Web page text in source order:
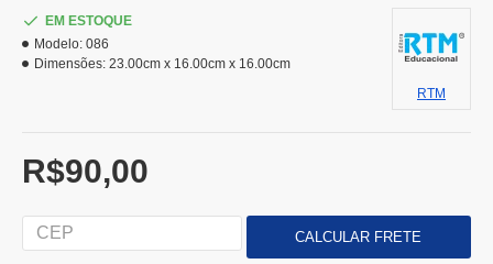
R$90,00
EM ESTOQUE
Modelo: 086
Dimensões: 23.00cm x 16.00cm x 16.00cm
RTM